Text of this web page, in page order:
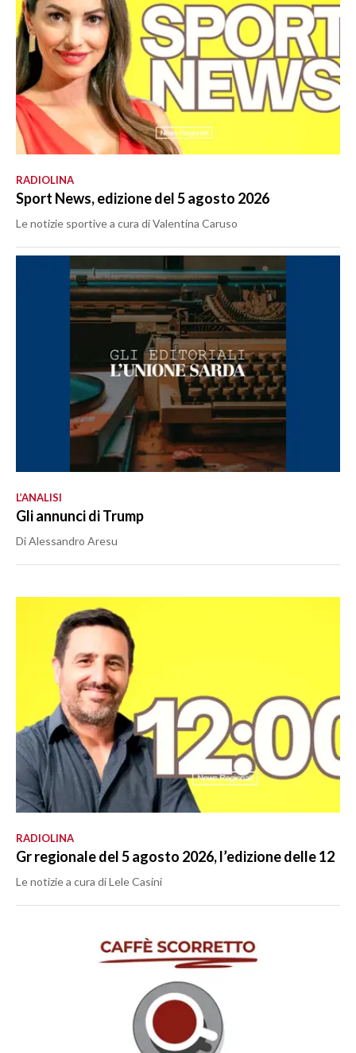
RADIOLINA
Sport News, edizione del 5 agosto 2026
Le notizie sportive a cura di Valentina Caruso
L’ANALISI
Gli annunci di Trump
Di Alessandro Aresu
RADIOLINA
Gr regionale del 5 agosto 2026, l’edizione delle 12
Le notizie a cura di Lele Casini